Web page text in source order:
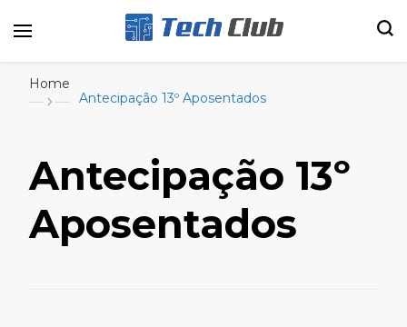
Home
Antecipação 13º Aposentados
Antecipação 13º
Aposentados